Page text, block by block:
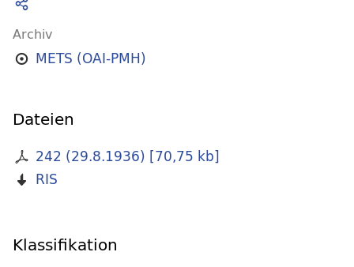
Archiv
METS (OAI-PMH)
Dateien
242 (29.8.1936) [70,75 kb]
RIS
Klassifikation